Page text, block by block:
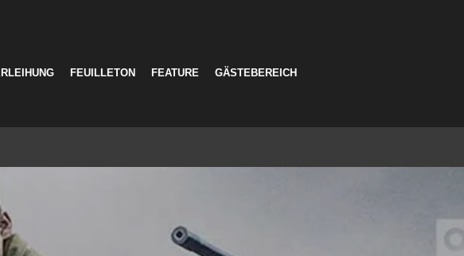
FEUILLETON FEATURE GÄSTEBEREICH